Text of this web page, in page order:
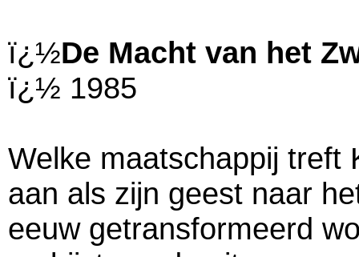
ï¿½De Macht van het
ï¿½ 1985
Welke maatschappij treft
aan als zijn geest naar
eeuw getransformeerd